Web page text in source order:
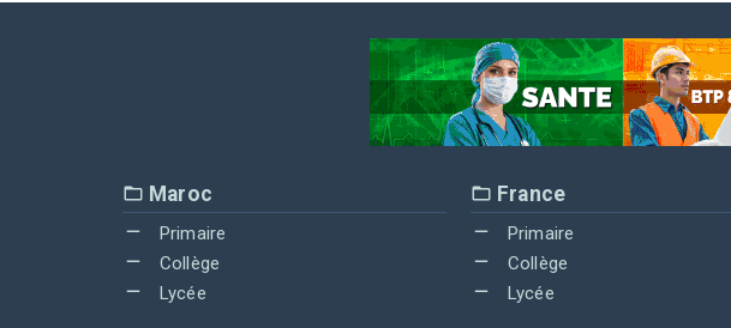
Maroc
Primaire
Collège
Lycée
France
Primaire
Collège
Lycée